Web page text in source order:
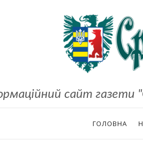
сайт газети
ГОЛОВНА